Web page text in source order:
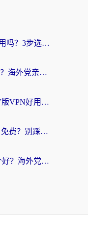
海外党必看：斧牛和飞鱼好用吗？3步选对回国加速器，无缝刷剧玩国服
穿梭和FlashBack归燕好用吗？海外党亲测3款热门回国加速器，教你选对不踩坑
海外看国内剧总卡？快帆TV版VPN好用吗？和快滚VPN对比哪个回国效果更好？
海外党必看：Windows VPN 免费？别踩坑！教你选对好用的国内加速器无缝回国
Malus好用吗？和六毫秒哪个好？海外党选回国加速器的避坑指南